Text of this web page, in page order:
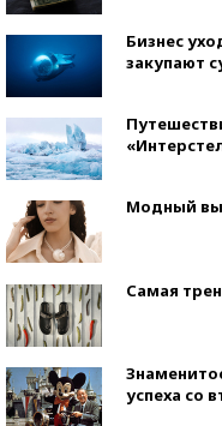
Бизнес
закупают
Модный
Самая
успеха со